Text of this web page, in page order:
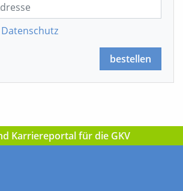
Datenschutz
bestellen
Karriereportal für die GKV